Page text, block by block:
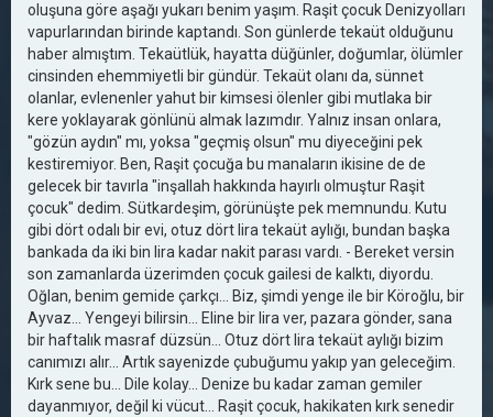
oluşuna göre aşağı yukarı benim yaşım. Raşit çocuk Denizyolları
vapurlarından birinde kaptandı. Son günlerde tekaüt olduğunu
haber almıştım. Tekaütlük, hayatta düğünler, doğumlar, ölümler
cinsinden ehemmiyetli bir gündür. Tekaüt olanı da, sünnet
olanlar, evlenenler yahut bir kimsesi ölenler gibi mutlaka bir
kere yoklayarak gönlünü almak lazımdır. Yalnız insan onlara,
"gözün aydın" mı, yoksa "geçmiş olsun" mu diyeceğini pek
kestiremiyor. Ben, Raşit çocuğa bu manaların ikisine de de
gelecek bir tavırla "inşallah hakkında hayırlı olmuştur Raşit
çocuk" dedim. Sütkardeşim, görünüşte pek memnundu. Kutu
gibi dört odalı bir evi, otuz dört lira tekaüt aylığı, bundan başka
bankada da iki bin lira kadar nakit parası vardı. - Bereket versin
son zamanlarda üzerimden çocuk gailesi de kalktı, diyordu.
Oğlan, benim gemide çarkçı... Biz, şimdi yenge ile bir Köroğlu, bir
Ayvaz... Yengeyi bilirsin... Eline bir lira ver, pazara gönder, sana
bir haftalık masraf düzsün... Otuz dört lira tekaüt aylığı bizim
canımızı alır... Artık sayenizde çubuğumu yakıp yan geleceğim.
Kırk sene bu... Dile kolay... Denize bu kadar zaman gemiler
dayanmıyor, değil ki vücut... Raşit çocuk, hakikaten kırk senedir